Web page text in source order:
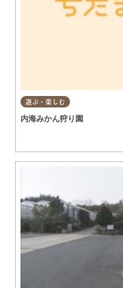
遊ぶ・楽しむ
内海みかん狩り園